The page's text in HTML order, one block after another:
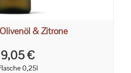
& Zitrone
9,05 €
0,25l